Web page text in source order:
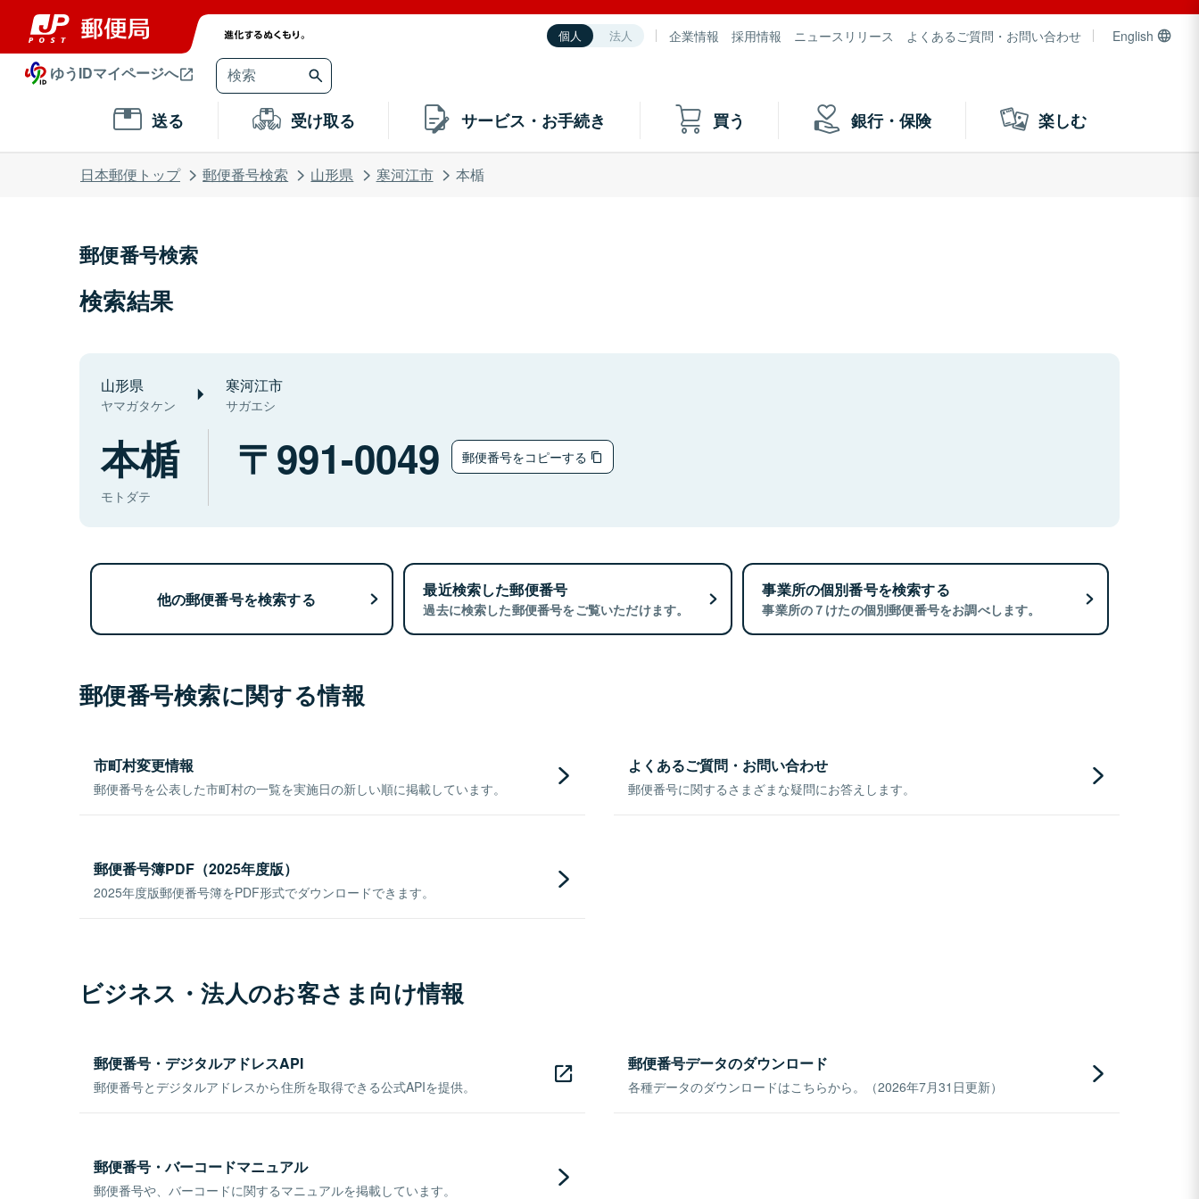
個人 法人 企業情報 採用情報 ニュースリリース よくあるご質問・お問い合わせ English
ゆうIDマイページへ
送る 受け取る サービス・お手続き 買う 銀行・保険 楽しむ
日本郵便トップ 郵便番号検索 山形県 寒河江市 本楯
郵便番号検索
検索結果
山形県
ヤマガタケン
寒河江市
サガエシ
本楯
モトダテ
991-0049 郵便番号をコピーする
他の郵便番号を検索する 最近検索した郵便番号
過去に検索した郵便番号をご覧いただけます。
事業所の個別番号を検索する
事業所の７けたの個別郵便番号をお調べします。
郵便番号検索に関する情報
市町村変更情報
郵便番号を公表した市町村の一覧を実施日の新しい順に掲載しています。
よくあるご質問・お問い合わせ
郵便番号に関するさまざまな疑問にお答えします。
郵便番号簿PDF（2025年度版）
2025年度版郵便番号簿をPDF形式でダウンロードできます。
ビジネス・法人のお客さま向け情報
郵便番号・デジタルアドレスAPI
郵便番号とデジタルアドレスから住所を取得できる公式APIを提供。
郵便番号データのダウンロード
各種データのダウンロードはこちらから。（2026年7月31日更新）
郵便番号・バーコードマニュアル
郵便番号や、バーコードに関するマニュアルを掲載しています。